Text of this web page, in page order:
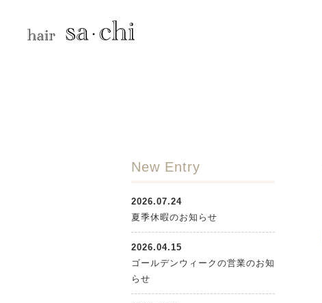
New Entry
2026.07.24
夏季休暇のお知らせ
2026.04.15
ゴールデンウィークの営業のお知
らせ